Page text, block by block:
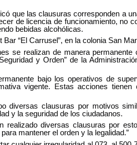
que las clausuras corresponden a
de licencia de funcionamiento, no
bebidas alcohólicas.
“El Carrusel”, en la colonia San
se realizan de manera
y Orden” de la
bajo los operativos de
vigente. Estas acciones
diversas clausuras por motivos
y la seguridad de los ciudadanos.
realizado diversas clausuras por
mantener el orden y la legalidad.”